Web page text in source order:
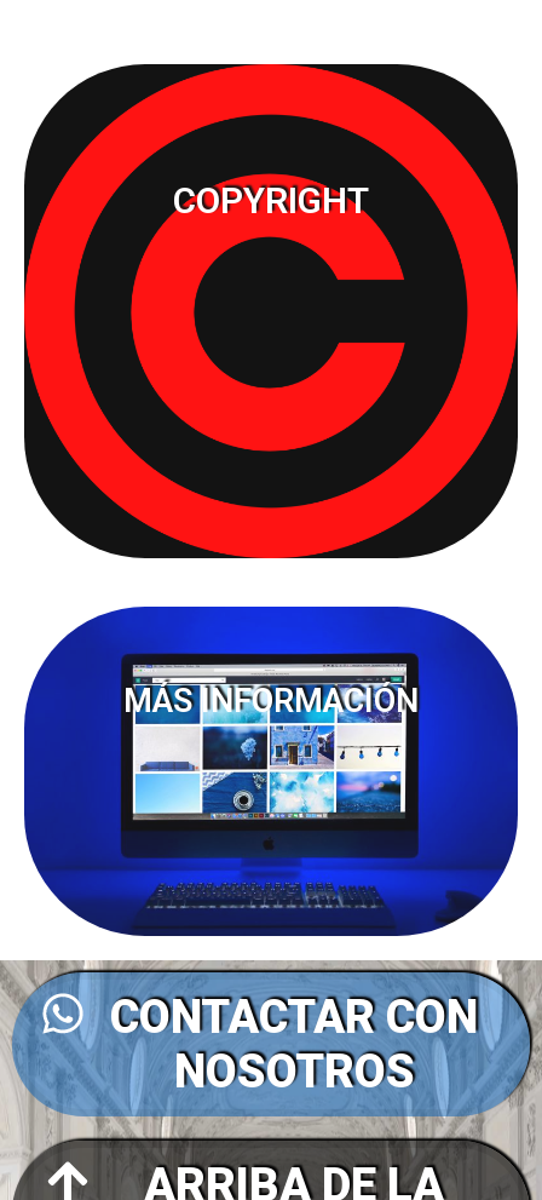
COPYRIGHT
MÁS INFORMACIÓN
CONTACTAR CON
NOSOTROS
ARRIBA DE LA